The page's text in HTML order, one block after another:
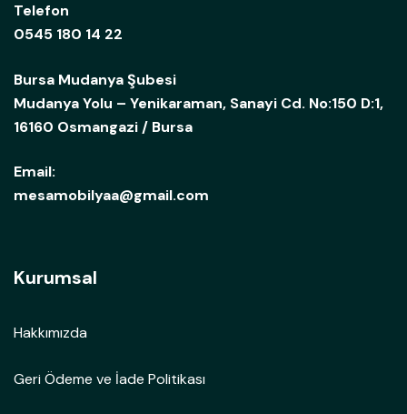
Telefon
0545 180 14 22
Bursa Mudanya Şubesi
Mudanya Yolu – Yenikaraman, Sanayi Cd. No:150 D:1,
16160 Osmangazi / Bursa
Email:
mesamobilyaa@gmail.com
Kurumsal
Hakkımızda
Geri Ödeme ve İade Politikası